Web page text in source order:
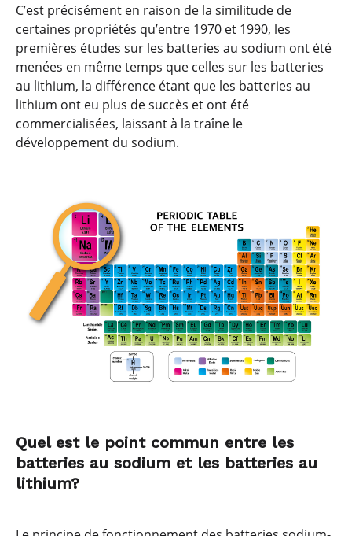
C’est précisément en raison de la similitude de
certaines propriétés qu’entre 1970 et 1990, les
premières études sur les batteries au sodium ont été
menées en même temps que celles sur les batteries
au lithium, la différence étant que les batteries au
lithium ont eu plus de succès et ont été
commercialisées, laissant à la traîne le
développement du sodium.
Quel est le point commun entre les
batteries au sodium et les batteries au
lithium?